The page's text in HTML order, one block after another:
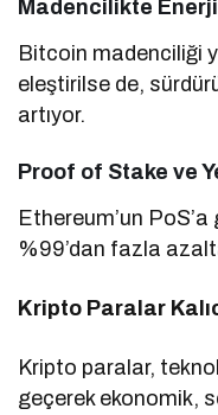
Madencilikte
Bitcoin madenciliği
eleştirilse de,
artıyor.
Proof of Stake ve
Ethereum’un
%99’dan fazla
Kripto Paralar
Kripto paralar,
geçerek ekonomik,